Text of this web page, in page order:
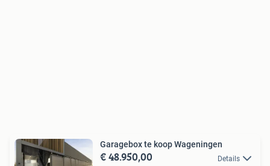
Garagebox te koop Wageningen
€ 48.950,00 Details